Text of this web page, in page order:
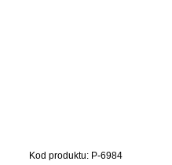
Kod produktu: P-6984